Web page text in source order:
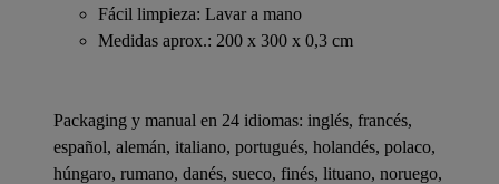
Fácil limpieza: Lavar a mano
Medidas aprox.: 200 x 300 x 0,3 cm
Packaging y manual en 24 idiomas: inglés, francés,
español, alemán, italiano, portugués, holandés, polaco,
húngaro, rumano, danés, sueco, finés, lituano, noruego,